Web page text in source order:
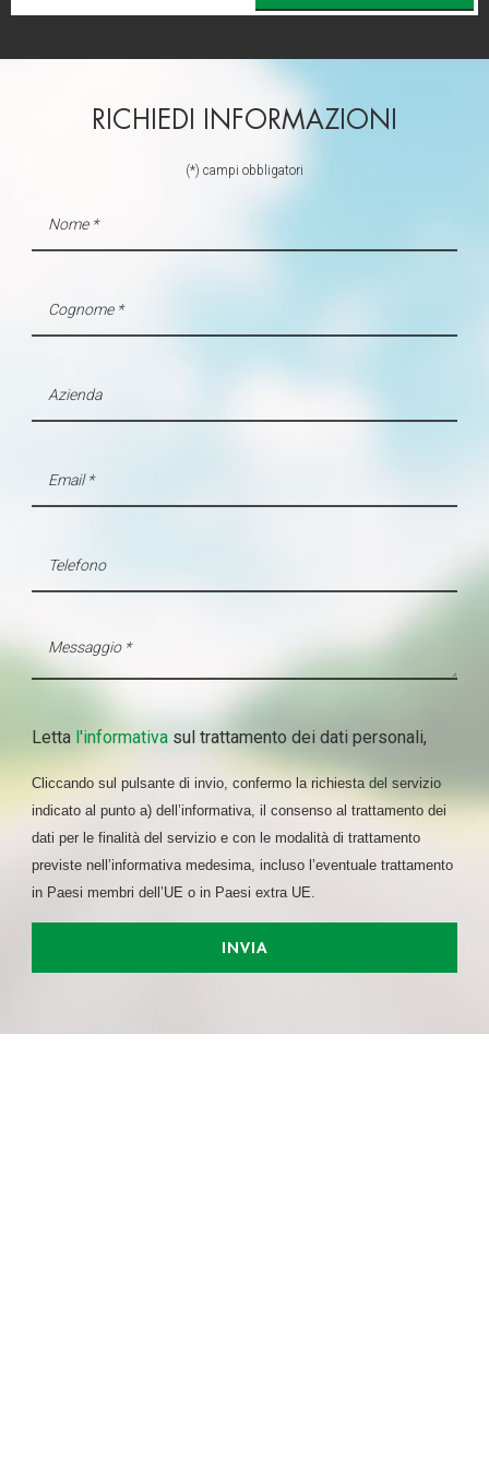
con altre informazioni che ha fornito loro o che hanno
RICHIEDI INFORMAZIONI
(*) campi obbligatori
Letta l'informativasul trattamento dei dati personali,
Cliccando sul pulsante di invio, confermo la richiesta del servizio
indicato al punto a) dell’informativa, il consenso al trattamento dei
dati per le finalità del servizio e con le modalità di trattamento
previste nell’informativa medesima, incluso l’eventuale trattamento
in Paesi membri dell’UE o in Paesi extra UE.
INVIA